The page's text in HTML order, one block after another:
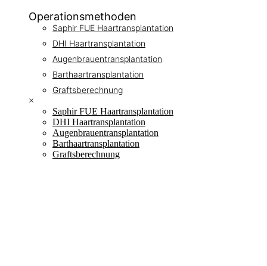
Operationsmethoden
Saphir FUE Haartransplantation
DHI Haartransplantation
Augenbrauentransplantation
Barthaartransplantation
Graftsberechnung
×
Saphir FUE Haartransplantation
DHI Haartransplantation
Augenbrauentransplantation
Barthaartransplantation
Graftsberechnung